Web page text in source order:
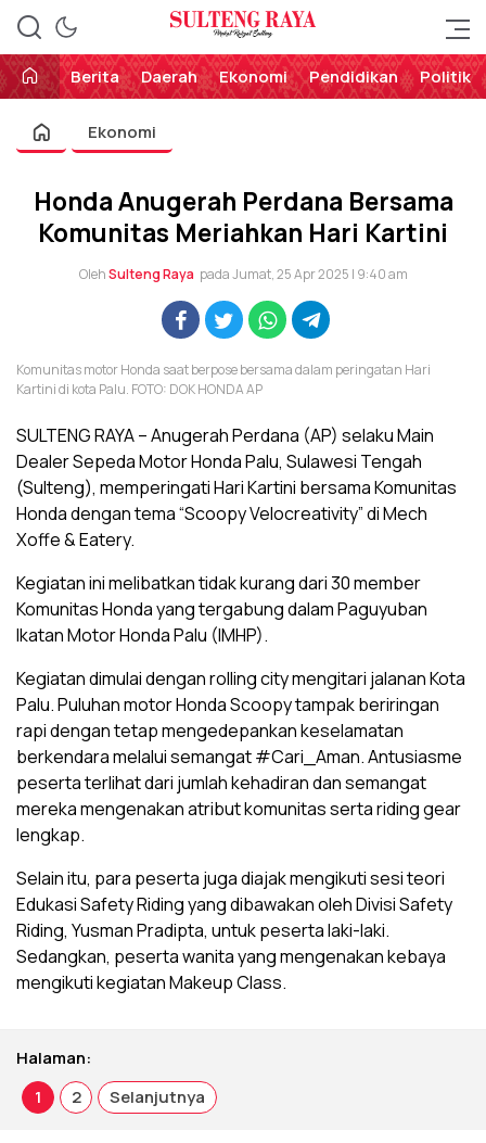
Sulteng Raya
Perekat Rakyat Sulteng
Berita
Daerah Ekonomi Pendidikan Politik
Ekonomi
Honda Anugerah Perdana Bersama
Komunitas Meriahkan Hari Kartini
OlehSulteng Raya pada Jumat, 25 Apr 2025 | 9:40 am
Komunitas motor Honda saat berpose bersama dalam peringatan Hari
Kartini di kota Palu. FOTO: DOK HONDA AP
SULTENG RAYA – Anugerah Perdana (AP) selaku Main
Dealer Sepeda Motor Honda Palu, Sulawesi Tengah
(Sulteng), memperingati Hari Kartini bersama Komunitas
Honda dengan tema “Scoopy Velocreativity” di Mech
Xoffe & Eatery.
Kegiatan ini melibatkan tidak kurang dari 30 member
Komunitas Honda yang tergabung dalam Paguyuban
Ikatan Motor Honda Palu (IMHP).
Kegiatan dimulai dengan rolling city mengitari jalanan Kota
Palu. Puluhan motor Honda Scoopy tampak beriringan
rapi dengan tetap mengedepankan keselamatan
berkendara melalui semangat #Cari_Aman. Antusiasme
peserta terlihat dari jumlah kehadiran dan semangat
mereka mengenakan atribut komunitas serta riding gear
lengkap.
Selain itu, para peserta juga diajak mengikuti sesi teori
Edukasi Safety Riding yang dibawakan oleh Divisi Safety
Riding, Yusman Pradipta, untuk peserta laki-laki.
Sedangkan, peserta wanita yang mengenakan kebaya
mengikuti kegiatan Makeup Class.
Halaman:
1
2 Selanjutnya